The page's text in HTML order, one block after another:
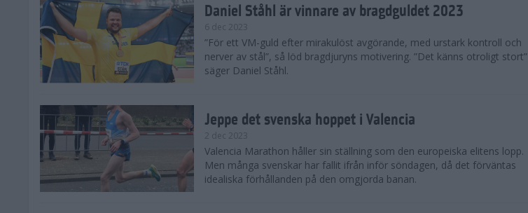
Daniel Ståhl är vinnare av bragdguldet 2023
6 dec 2023
”För ett VM-guld efter mirakulöst avgörande, med urstark kontroll och
nerver av stål”, så löd bragdjuryns motivering. ”Det känns otroligt stort”
säger Daniel Ståhl.
Jeppe det svenska hoppet i Valencia
2 dec 2023
Valencia Marathon håller sin ställning som den europeiska elitens lopp.
Men många svenskar har fallit ifrån inför söndagen, då det förväntas
idealiska förhållanden på den omgjorda banan.